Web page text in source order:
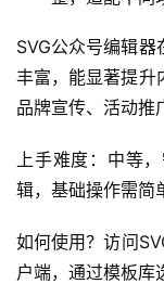
SVG公众号编辑
丰富，能显著提升
品牌宣传、活动推
上手难度：中等
辑，基础操作需简
如何使用？访问
户端，通过模板库